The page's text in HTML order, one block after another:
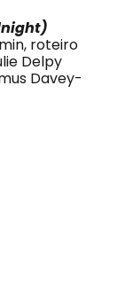
min, roteiro
Delpy
Davey-